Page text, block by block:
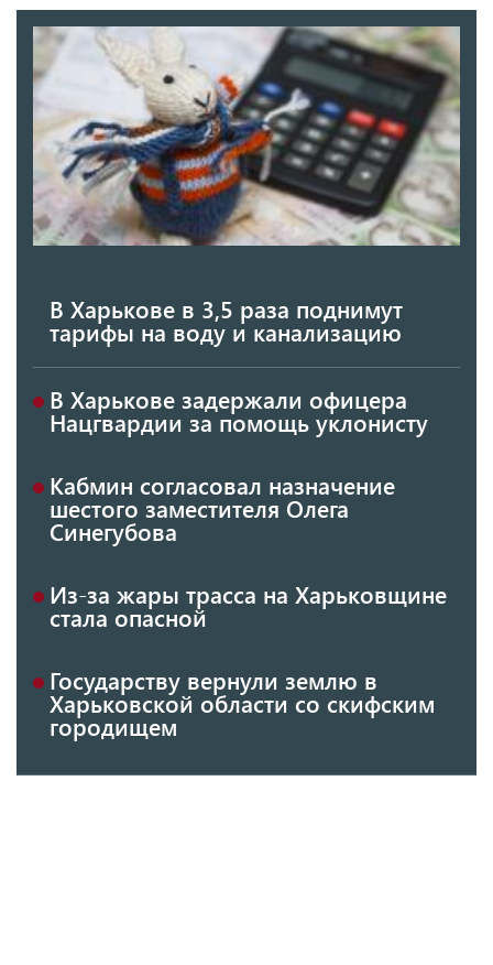
В Харькове в 3,5 раза поднимут
тарифы на воду и канализацию
В Харькове задержали офицера
Нацгвардии за помощь уклонисту
Кабмин согласовал назначение
шестого заместителя Олега
Синегубова
Из-за жары трасса на Харьковщине
стала опасной
Государству вернули землю в
Харьковской области со скифским
городищем